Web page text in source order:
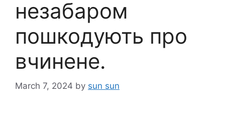
незабаром
пошкодують про
вчинене.
March 7, 2024 by sun sun